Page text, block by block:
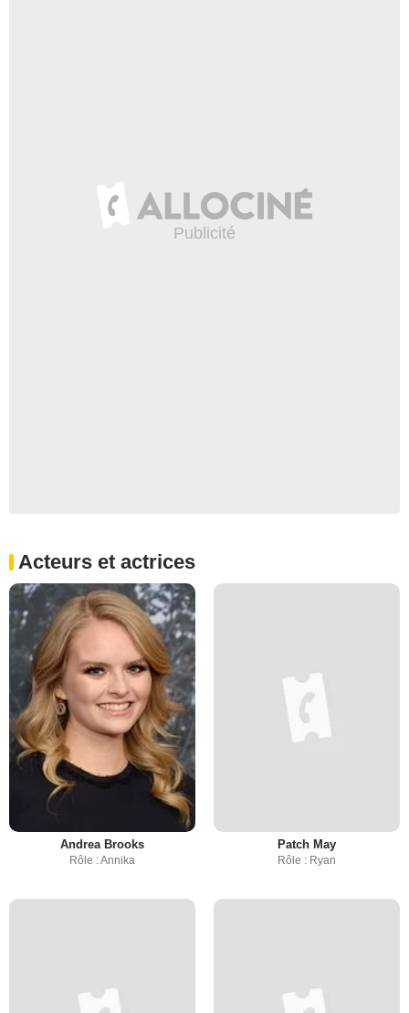
Acteurs et actrices
Andrea Brooks
Rôle : Annika
Patch May
Rôle : Ryan